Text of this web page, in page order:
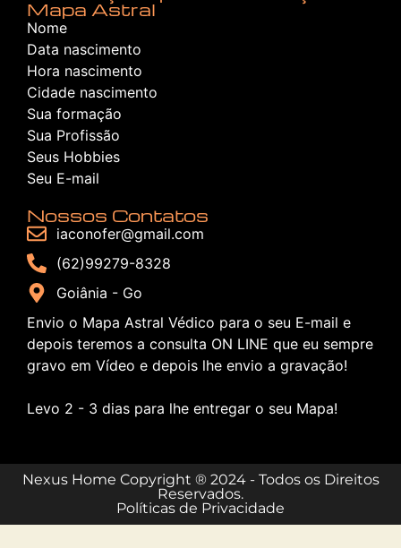
Mapa Astral
Nome
Data nascimento
Hora nascimento
Cidade nascimento
Sua formação
Sua Profissão
Seus Hobbies
Seu E-mail
Nossos Contatos
iaconofer@gmail.com
(62)99279-8328
Goiânia - Go
Envio o Mapa Astral Védico para o seu E-mail e
depois teremos a consulta ON LINE que eu sempre
gravo em Vídeo e depois lhe envio a gravação!
Levo 2 - 3 dias para lhe entregar o seu Mapa!
Nexus Home Copyright ® 2024 - Todos os Direitos
Reservados.
Políticas de Privacidade